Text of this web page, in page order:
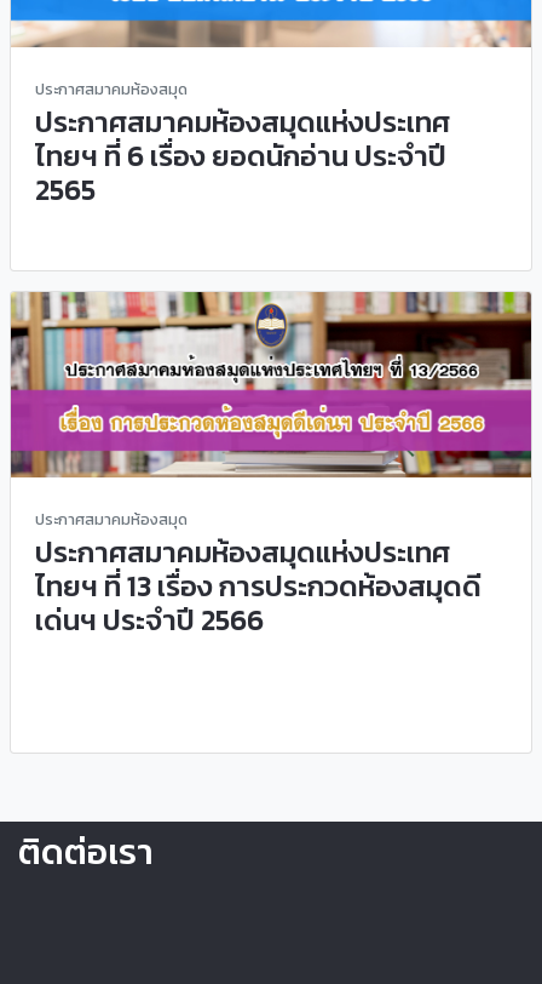
ประกาศสมาคมห้องสมุด
ประกาศสมาคมห้องสมุดแห่งประเทศ
ไทยฯ ที่ 6 เรื่อง ยอดนักอ่าน ประจำปี
2565
ประกาศสมาคมห้องสมุด
ประกาศสมาคมห้องสมุดแห่งประเทศ
ไทยฯ ที่ 13 เรื่อง การประกวดห้องสมุดดี
เด่นฯ ประจำปี 2566
ติดต่อเรา